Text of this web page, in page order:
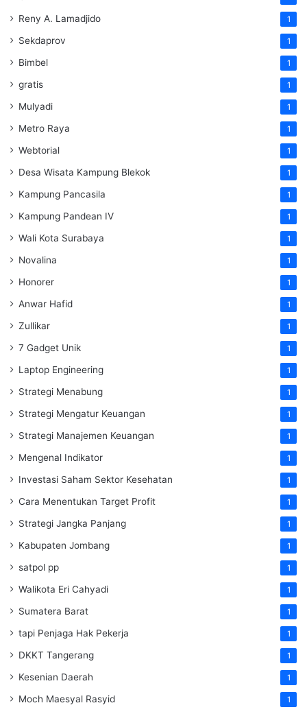
Reny A. Lamadjido 1
Sekdaprov 1
Bimbel 1
gratis 1
Mulyadi 1
Metro Raya 1
Webtorial 1
Desa Wisata Kampung Blekok 1
Kampung Pancasila 1
Kampung Pandean IV 1
Wali Kota Surabaya 1
Novalina 1
Honorer 1
Anwar Hafid 1
Zullikar 1
7 Gadget Unik 1
Laptop Engineering 1
Strategi Menabung 1
Strategi Mengatur Keuangan 1
Strategi Manajemen Keuangan 1
Mengenal Indikator 1
Investasi Saham Sektor Kesehatan 1
Cara Menentukan Target Profit 1
Strategi Jangka Panjang 1
Kabupaten Jombang 1
satpol pp 1
Walikota Eri Cahyadi 1
Sumatera Barat 1
tapi Penjaga Hak Pekerja 1
DKKT Tangerang 1
Kesenian Daerah 1
Moch Maesyal Rasyid 1